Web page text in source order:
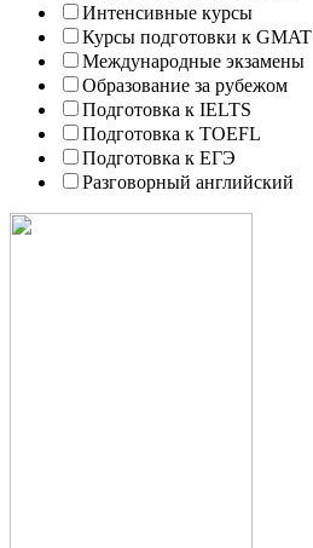
Интенсивные курсы
Курсы подготовки к GMAT
Международные экзамены
Образование за рубежом
Подготовка к IELTS
Подготовка к TOEFL
Подготовка к ЕГЭ
Разговорный английский